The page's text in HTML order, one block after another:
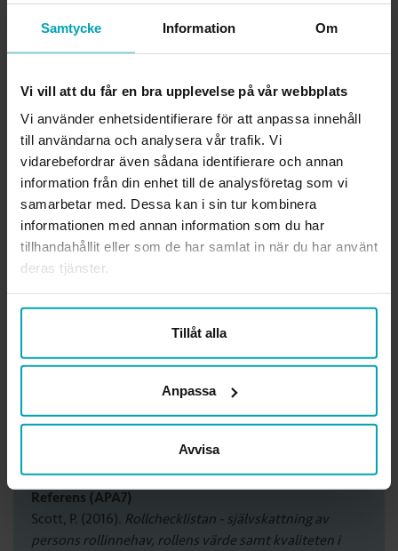
Samtycke Information Om
Vi vill att du får en bra upplevelse på vår webbplats
Vi använder enhetsidentifierare för att anpassa innehåll
till användarna och analysera vår trafik. Vi
vidarebefordrar även sådana identifierare och annan
information från din enhet till de analysföretag som vi
samarbetar med. Dessa kan i sin tur kombinera
informationen med annan information som du har
tillhandahållit eller som de har samlat in när du har använt
deras tjänster.
Tillåt alla
Anpassa
Avvisa
metoder, är
kopiering eller spridning
inte
får ske.
Upphovspersonerna och MOHO-IRM Clearinghouse
äger den innehållsmässiga, intellektuella rätten till sitt
verk och Sveriges Arbetsterapeuter äger rätten till att i
egen grafisk form ge ut en svensk översättning och
tillhörande material.
Användarmanual i häftesformat
Sidantal:16
Version:2.0
Referens (APA7)
Scott, P. (2016). Rollchecklistan - självskattning av
persons rollinnehav, rollens värde samt kvaliteten i